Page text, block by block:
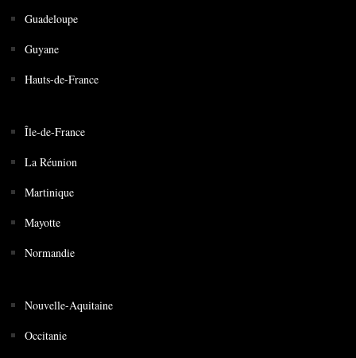
Guadeloupe
Guyane
Hauts-de-France
Île-de-France
La Réunion
Martinique
Mayotte
Normandie
Nouvelle-Aquitaine
Occitanie